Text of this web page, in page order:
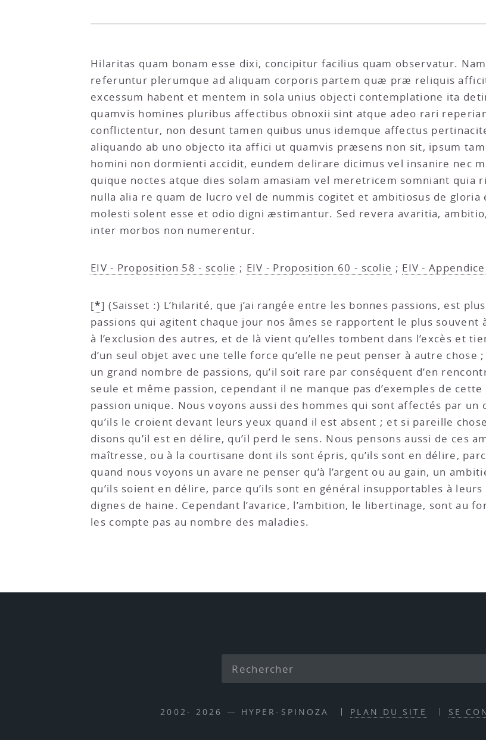
Hilaritas quam bonam esse dixi, concipitur facilius quam observatur.
referuntur plerumque ad aliquam corporis partem quæ præ reliquis
excessum habent et mentem in sola unius objecti contemplatione ita
quamvis homines pluribus affectibus obnoxii sint atque adeo rari
conflictentur, non desunt tamen quibus unus idemque affectus
aliquando ab uno objecto ita affici ut quamvis præsens non sit, ipsum
homini non dormienti accidit, eundem delirare dicimus vel insanire nec
quique noctes atque dies solam amasiam vel meretricem somniant quia
nulla alia re quam de lucro vel de nummis cogitet et ambitiosus de
molesti solent esse et odio digni æstimantur. Sed revera avaritia,
inter morbos non numerentur.
EIV - Proposition 58 - scolie ; EIV - Proposition 60 - scolie ; EIV -
[*](Saisset :) L’hilarité, que j’ai rangée entre les bonnes passions, est
passions qui agitent chaque jour nos âmes se rapportent le plus
à l’exclusion des autres, et de là vient qu’elles tombent dans l’excès et
d’un seul objet avec une telle force qu’elle ne peut penser à autre
un grand nombre de passions, qu’il soit rare par conséquent d’en
seule et même passion, cependant il ne manque pas d’exemples de
passion unique. Nous voyons aussi des hommes qui sont affectés par
qu’ils le croient devant leurs yeux quand il est absent ; et si pareille
disons qu’il est en délire, qu’il perd le sens. Nous pensons aussi de ces
maîtresse, ou à la courtisane dont ils sont épris, qu’ils sont en délire,
quand nous voyons un avare ne penser qu’à l’argent ou au gain, un
qu’ils soient en délire, parce qu’ils sont en général insupportables à
dignes de haine. Cependant l’avarice, l’ambition, le libertinage, sont au
les compte pas au nombre des maladies.
2002- 2026 — HYPER-SPINOZA PLAN DU SITE SE